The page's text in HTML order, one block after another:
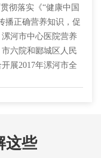
彻落实《“健康中国
播正确营养知识，促
河市中心医院营养
六院和郾城区人民
展2017年漯河市全
这些